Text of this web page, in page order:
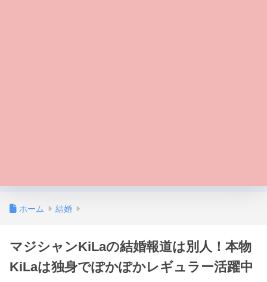
ホーム 結婚
マジシャンKiLaの結婚報道は別人！本物
KiLaは独身でぽかぽかレギュラー活躍中